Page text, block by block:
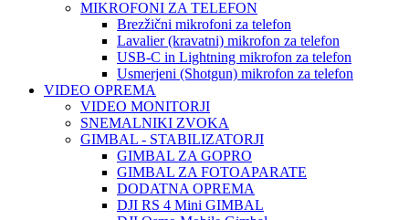
MIKROFONI ZA TELEFON
Brezžični mikrofoni za telefon
Lavalier (kravatni) mikrofon za telefon
USB-C in Lightning mikrofon za telefon
Usmerjeni (Shotgun) mikrofon za telefon
VIDEO OPREMA
VIDEO MONITORJI
SNEMALNIKI ZVOKA
GIMBAL - STABILIZATORJI
GIMBAL ZA GOPRO
GIMBAL ZA FOTOAPARATE
DODATNA OPREMA
DJI RS 4 Mini GIMBAL